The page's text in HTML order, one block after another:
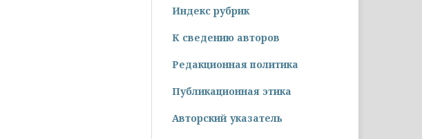
Индекс рубрик
К сведению авторов
Редакционная политика
Публикационная этика
Авторский указатель